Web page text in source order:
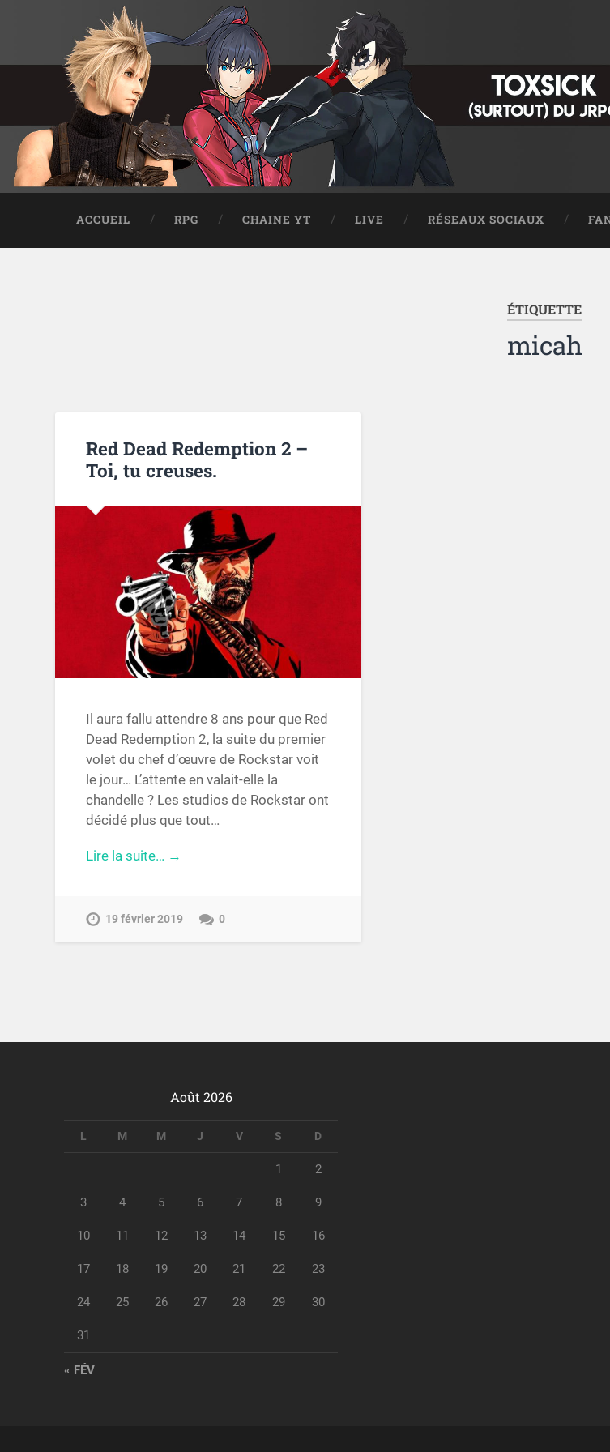
ACCUEIL RPG CHAINE YT LIVE RÉSEAUX SOCIAUX
ÉTIQUETTE
micah
Red Dead Redemption 2 –
Toi, tu creuses.
Il aura fallu attendre 8 ans pour que Red
Dead Redemption 2, la suite du premier
volet du chef d’œuvre de Rockstar voit
le jour… L’attente en valait-elle la
chandelle ? Les studios de Rockstar ont
décidé plus que tout…
Lire la suite… →
19 février 2019 0
Août 2026
L M M J V S D
1 2
3 4 5 6 7 8 9
10 11 12 13 14 15 16
17 18 19 20 21 22 23
24 25 26 27 28 29 30
31
« FÉV